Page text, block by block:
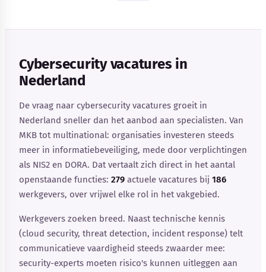
Cybersecurity vacatures in
Nederland
De vraag naar cybersecurity vacatures groeit in
Nederland sneller dan het aanbod aan specialisten. Van
MKB tot multinational: organisaties investeren steeds
meer in informatiebeveiliging, mede door verplichtingen
als NIS2 en DORA. Dat vertaalt zich direct in het aantal
openstaande functies: 279 actuele vacatures bij 186
werkgevers, over vrijwel elke rol in het vakgebied.
Werkgevers zoeken breed. Naast technische kennis
(cloud security, threat detection, incident response) telt
communicatieve vaardigheid steeds zwaarder mee:
security-experts moeten risico's kunnen uitleggen aan